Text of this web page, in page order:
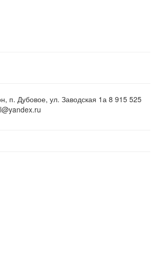
п. Дубовое, ул. Заводская 1а 8 915 525